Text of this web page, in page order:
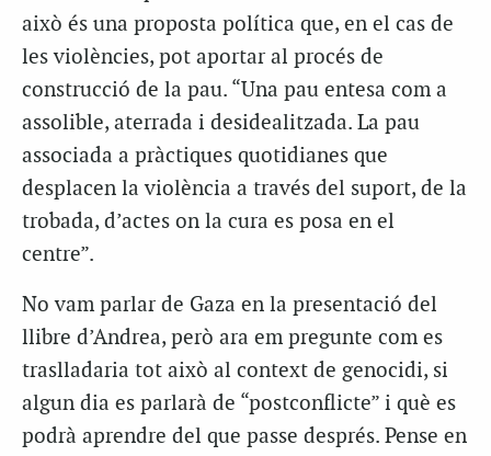
això és una proposta política que, en el cas de
les violències, pot aportar al procés de
construcció de la pau. “Una pau entesa com a
assolible, aterrada i desidealitzada. La pau
associada a pràctiques quotidianes que
desplacen la violència a través del suport, de la
trobada, d’actes on la cura es posa en el
centre”.
No vam parlar de Gaza en la presentació del
llibre d’Andrea, però ara em pregunte com es
traslladaria tot això al context de genocidi, si
algun dia es parlarà de “postconflicte” i què es
podrà aprendre del que passe després. Pense en